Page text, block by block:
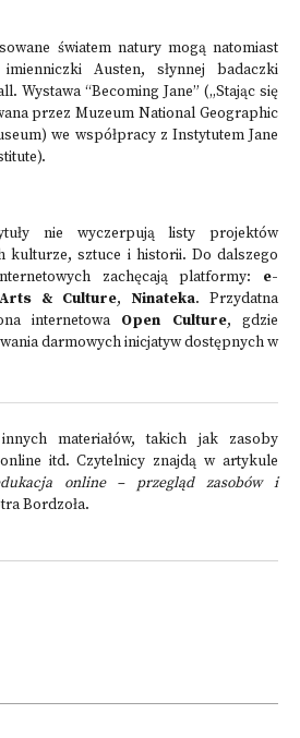
światem natury mogą natomiast
Austen, słynnej badaczki
Wystawa “Becoming Jane” („Stając się
przez Muzeum National Geographic
we współpracy z Instytutem Jane
nie wyczerpują listy projektów
kulturze, sztuce i historii. Do dalszego
zachęcają platformy: e-
& Culture, Ninateka. Przydatna
internetowa Open Culture, gdzie
darmowych inicjatyw dostępnych w
materiałów, takich jak zasoby
itd. Czytelnicy znajdą w artykule
online – przegląd zasobów i
Bordzoła.